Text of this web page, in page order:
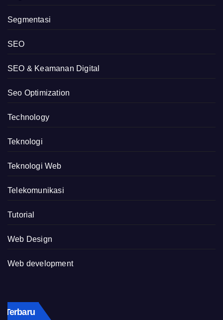
Segmentasi
SEO
SEO & Keamanan Digital
Seo Optimization
Technology
Teknologi
Teknologi Web
Telekomunikasi
Tutorial
Web Design
Web development
Terbaru